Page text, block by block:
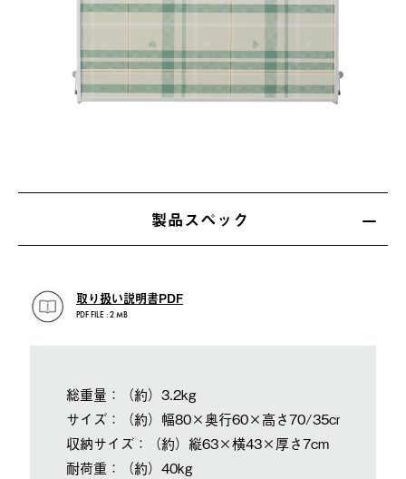
製品スペック
取り扱い説明書PDF
PDF FILE : 2 MB
総重量：（約）3.2kg
サイズ：（約）幅80×奥行60×高さ70/35cm
収納サイズ：（約）縦63×横43×厚さ7cm
耐荷重：（約）40kg